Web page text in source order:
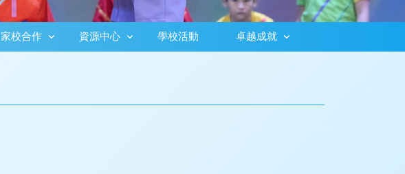
家校合作 資源中心 學校活動 卓越成就